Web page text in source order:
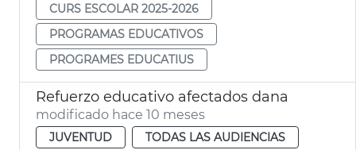
CURS ESCOLAR 2025-2026
PROGRAMAS EDUCATIVOS
PROGRAMES EDUCATIUS
Refuerzo educativo afectados dana
modificado hace 10 meses
JUVENTUD
TODAS LAS AUDIENCIAS